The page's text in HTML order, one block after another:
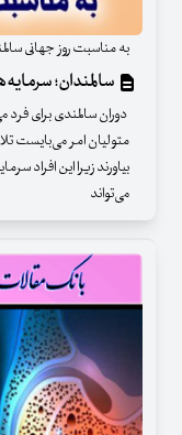
به مناسبت روز جهانی
سالمندان؛
دوران سالمندی برای
متولیان امر می‌بایست
بیاورند زیرا این افراد
می‌تواند